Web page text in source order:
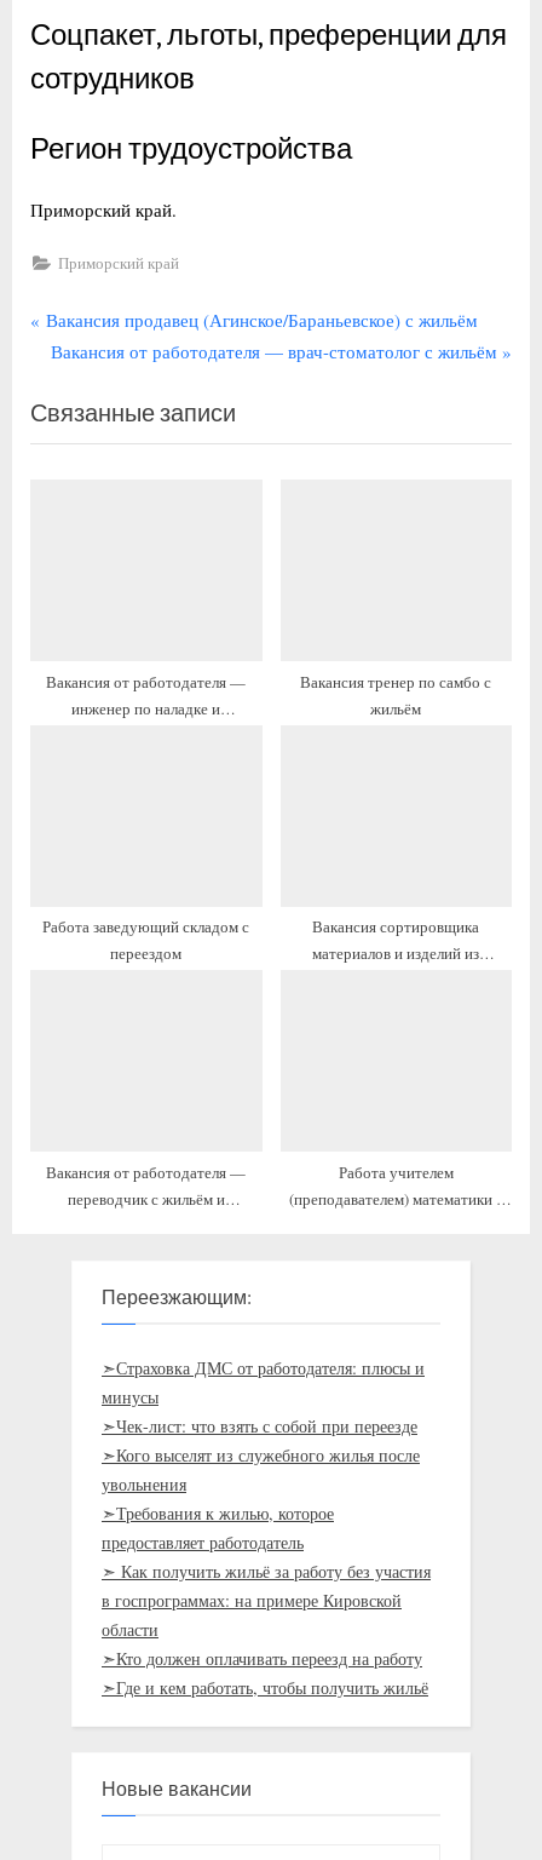
Соцпакет, льготы, преференции для
сотрудников
Регион трудоустройства
Приморский край.
Приморский край
Навигация
по
записям
П
р
д
ы
Вакансия продавец (Агинское/Бараньевское) с жильём
С
е
д
Вакансия от работодателя — врач-стоматолог с жильём
Связанные записи
Вакансия от работодателя —
инженер по наладке и
Вакансия тренер по самбо с
жильём
Работа заведующий складом с
переездом
Вакансия сортировщика
материалов и изделий из
Вакансия от работодателя —
переводчик с жильём и
Работа учителем
(преподавателем) математики с
Переезжающим:
➣Страховка ДМС от работодателя: плюсы и
минусы
➣Чек-лист: что взять с собой при переезде
➣Кого выселят из служебного жилья после
увольнения
➣Требования к жилью, которое
предоставляет работодатель
➣ Как получить жильё за работу без участия
в госпрограммах: на примере Кировской
области
➣Кто должен оплачивать переезд на работу
➣Где и кем работать, чтобы получить жильё
Новые вакансии